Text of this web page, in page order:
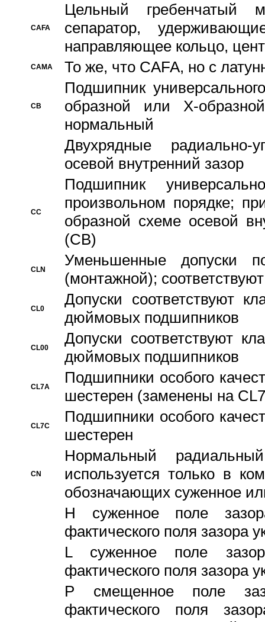
CAFA
Цельный гребенчатый
сепаратор,
направляющее кольцо,
CAMA То же, что CAFA, но с
CB
Подшипник
образной или Х-
нормальный
Двухрядные радиально-
осевой внутренний зазор
CC
Подшипник
произвольном порядке;
образной схеме осевой
(CB)
CLN
Уменьшенные
(монтажной);
CL0
Допуски соответствуют
дюймовых подшипников
CL00
Допуски соответствуют
дюймовых подшипников
CL7A
Подшипники особого
шестерен (заменены на
CL7C
Подшипники особого
шестерен
CN
Hормальный
используется только в
обозначающих суженное
H суженное поле
фактического поля зазора
L суженное поле
фактического поля зазора
P смещенное поле
фактического поля